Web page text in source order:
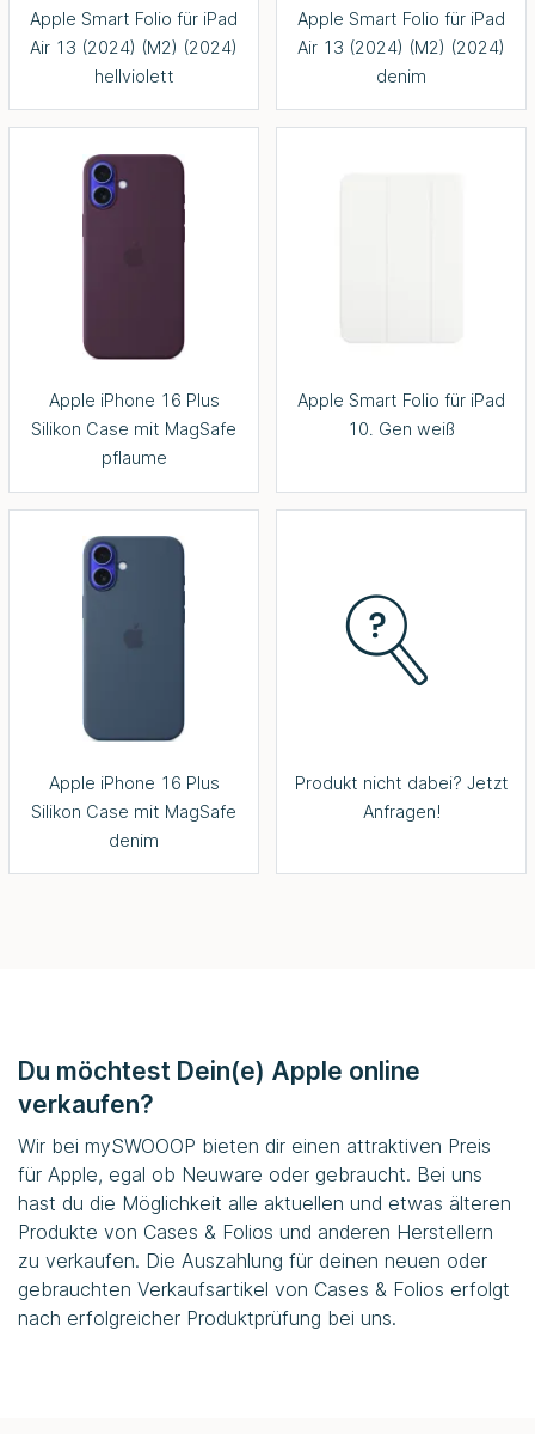
Apple Smart Folio für iPad
Air 13 (2024) (M2) (2024)
hellviolett
Apple Smart Folio für iPad
Air 13 (2024) (M2) (2024)
denim
Apple iPhone 16 Plus
Silikon Case mit MagSafe
pflaume
Apple Smart Folio für iPad
10. Gen weiß
Apple iPhone 16 Plus
Silikon Case mit MagSafe
denim
Produkt nicht dabei? Jetzt
Anfragen!
Du möchtest Dein(e) Apple online
verkaufen?
Wir bei mySWOOOP bieten dir einen attraktiven Preis
für Apple, egal ob Neuware oder gebraucht. Bei uns
hast du die Möglichkeit alle aktuellen und etwas älteren
Produkte von Cases & Folios und anderen Herstellern
zu verkaufen. Die Auszahlung für deinen neuen oder
gebrauchten Verkaufsartikel von Cases & Folios erfolgt
nach erfolgreicher Produktprüfung bei uns.